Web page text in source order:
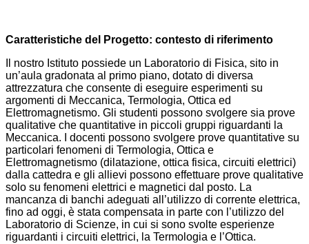
Caratteristiche del Progetto: contesto di riferimento
Il nostro Istituto possiede un Laboratorio di Fisica, sito in
un’aula gradonata al primo piano, dotato di diversa
attrezzatura che consente di eseguire esperimenti su
argomenti di Meccanica, Termologia, Ottica ed
Elettromagnetismo. Gli studenti possono svolgere sia prove
qualitative che quantitative in piccoli gruppi riguardanti la
Meccanica. I docenti possono svolgere prove quantitative su
particolari fenomeni di Termologia, Ottica e
Elettromagnetismo (dilatazione, ottica fisica, circuiti elettrici)
dalla cattedra e gli allievi possono effettuare prove qualitative
solo su fenomeni elettrici e magnetici dal posto. La
mancanza di banchi adeguati all’utilizzo di corrente elettrica,
fino ad oggi, è stata compensata in parte con l’utilizzo del
Laboratorio di Scienze, in cui si sono svolte esperienze
riguardanti i circuiti elettrici, la Termologia e l’Ottica.